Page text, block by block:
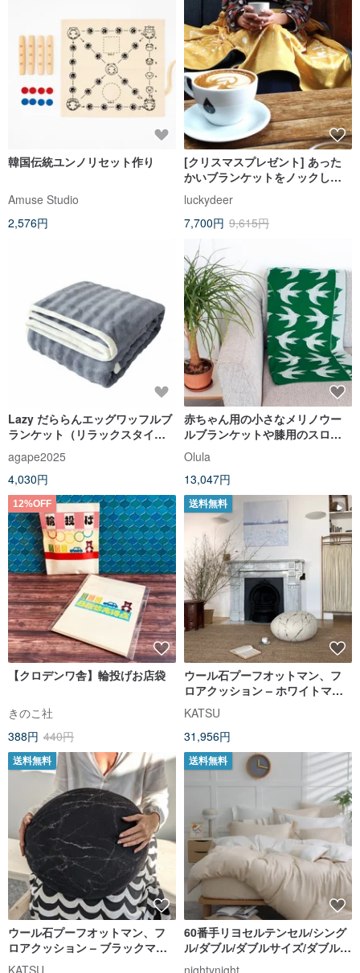
韓国伝統ユンノリセット作り
Amuse Studio
2,576円
[クリスマスプレゼント] あった
かいブランケットをノックして//
星空の下で
luckydeer
7,700円 9,615円
Lazy だららんエッグワッフルブ
ランケット（リラックスタイム
agape2025
4,030円
赤ちゃん用の小さなメリノウー
ルブランケットや膝用のスロー
ブランケット
Olula
13,047円
12%OFF
【クロデンワ舎】輪投げお店袋
きのこ社
388円 440円
送料無料
ウール石プーフオットマン、フ
ロアクッション – ホワイトマー
ブル モデル
KATSU
31,956円
送料無料
ウール石プーフオットマン、フ
ロアクッション – ブラックマー
ブル モデル
送料無料
60番手リヨセルテンセル/シング
ル/ダブル/ダブルサイズ/ダブルカ
ラー薄手掛け布団カバー/各色/カ